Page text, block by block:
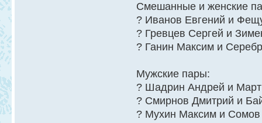
Смешанные и женские
? Иванов Евгений и
? Гревцев Сергей и
? Ганин Максим и
Мужские пары:
? Шадрин Андрей и
? Смирнов Дмитрий и
? Мухин Максим и